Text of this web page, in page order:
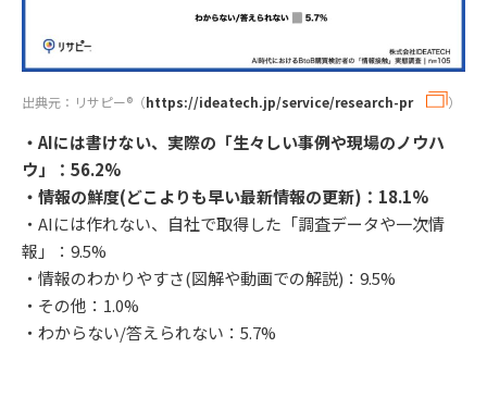
出典元：リサピー®︎（https://ideatech.jp/service/research-pr ）
・AIには書けない、実際の「生々しい事例や現場のノウハ
ウ」：56.2%
・情報の鮮度(どこよりも早い最新情報の更新)：18.1%
・AIには作れない、自社で取得した「調査データや一次情
報」：9.5%
・情報のわかりやすさ(図解や動画での解説)：9.5%
・その他：1.0%
・わからない/答えられない：5.7%